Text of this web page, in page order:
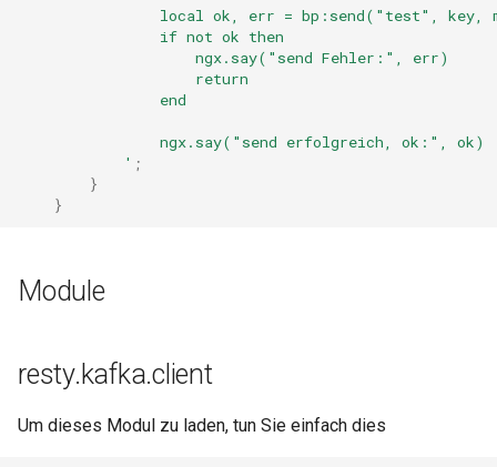
hmac-secure-link
iconv
image-filter
immerse
local ok, err = bp:send("test", key,
                if not ok then
                    ngx.say("send Fehler:", err)
                    return
                end
                ngx.say("send erfolgreich, ok:", ok)
            '
;
}
}
Module
resty.kafka.client
Um dieses Modul zu laden, tun Sie einfach dies